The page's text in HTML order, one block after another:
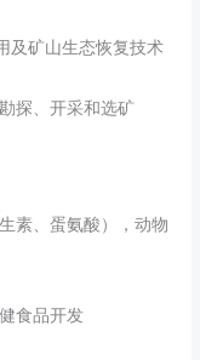
及矿山生态恢复技术
探、开采和选矿
素、蛋氨酸），动物
食品开发